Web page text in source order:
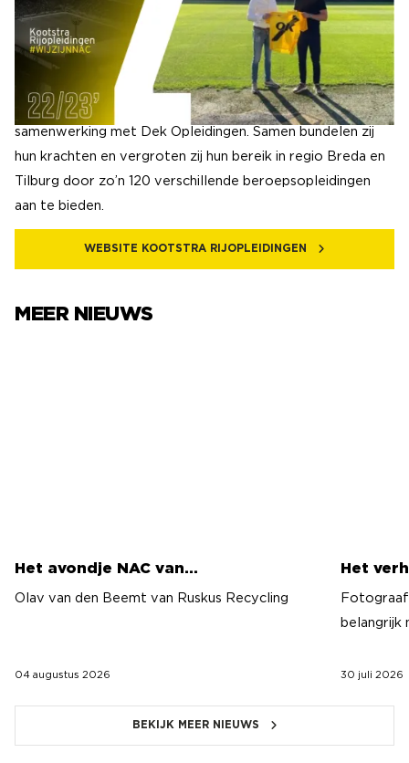
omgeving Breda en Tilburg. Voordelige en kwalitatieve
rijlessen om snel je autorijbewijs, camperrijbewijs,
automaatrijbewijs of aanhangerrijbewijs te halen. Naast
bovenstaande rijlessen, biedt Kootstra Rijopleidingen ook
vrachtwagenrijlessen en code 95 aan in een unieke
samenwerking met Dek Opleidingen. Samen bundelen zij
hun krachten en vergroten zij hun bereik in regio Breda en
Tilburg door zo’n 120 verschillende beroepsopleidingen
aan te bieden.
WEBSITE KOOTSTRA RIJOPLEIDINGEN
MEER NIEUWS
Het avondje NAC van…
Olav van den Beemt van Ruskus Recycling
04 augustus 2026
Het
belangrijk
30 juli 2026
BEKIJK MEER NIEUWS